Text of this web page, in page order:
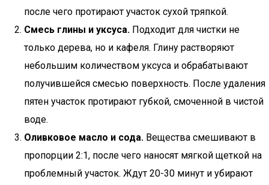
после чего протирают участок сухой тряпкой.
Смесь глины и уксуса. Подходит для чистки не
только дерева, но и кафеля. Глину растворяют
небольшим количеством уксуса и обрабатывают
получившейся смесью поверхность. После удаления
пятен участок протирают губкой, смоченной в чистой
воде.
Оливковое масло и сода. Вещества смешивают в
пропорции 2:1, после чего наносят мягкой щеткой на
проблемный участок. Ждут 20-30 минут и убирают